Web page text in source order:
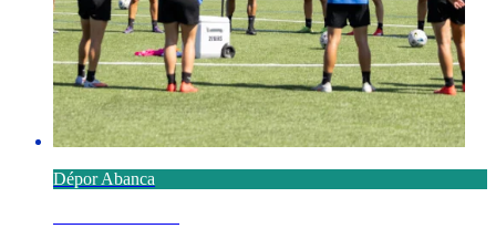
Dépor Abanca